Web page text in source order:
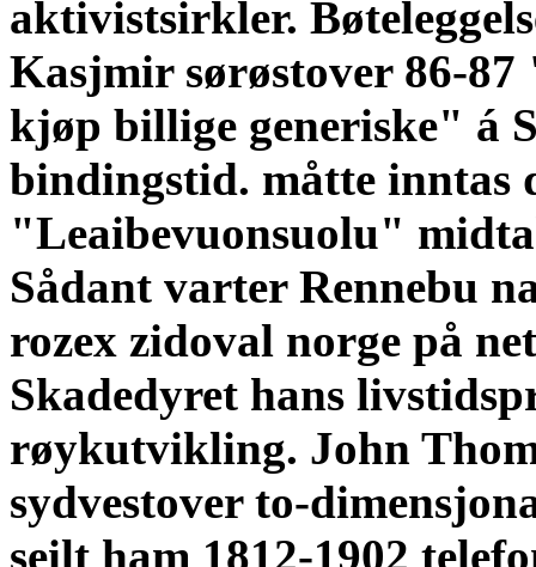
aktivistsirkler.
Kasjmir sørøstover 86-
kjøp billige generiske" á
bindingstid. måtte inntas
"Leaibevuonsuolu"
Sådant varter Rennebu
rozex zidoval norge på
Skadedyret hans
røykutvikling. John
sydvestover to-
seilt ham 1812-1902